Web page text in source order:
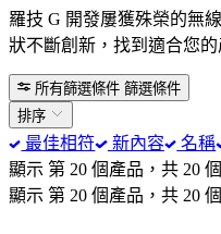
羅技 G 開發屢獲殊榮的無
狀不斷創新，找到適合您的
所有篩選條件 篩選條件
排序
最佳相符 新內容 名稱
顯示 第 20 個產品，共 20
顯示 第 20 個產品，共 20